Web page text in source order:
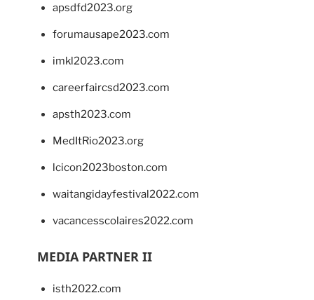
apsdfd2023.org
forumausape2023.com
imkl2023.com
careerfaircsd2023.com
apsth2023.com
MedItRio2023.org
lcicon2023boston.com
waitangidayfestival2022.com
vacancesscolaires2022.com
MEDIA PARTNER II
isth2022.com